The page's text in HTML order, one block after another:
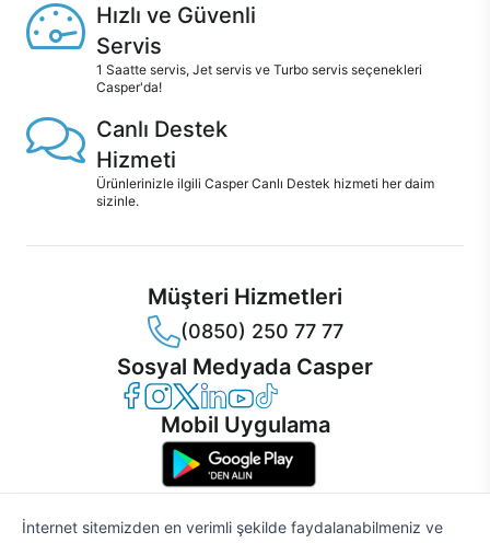
Hızlı ve Güvenli
Servis
1 Saatte servis, Jet servis ve Turbo servis seçenekleri
Casper'da!
Canlı Destek
Hizmeti
Ürünlerinizle ilgili Casper Canlı Destek hizmeti her daim
sizinle.
Müşteri Hizmetleri
(0850) 250 77 77
Sosyal Medyada Casper
Casper Facebook
Casper Instagram
Casper Twitter
Casper LinkedIn
Casper YouTube
Casper TikTok
Mobil Uygulama
İnternet sitemizden en verimli şekilde faydalanabilmeniz ve